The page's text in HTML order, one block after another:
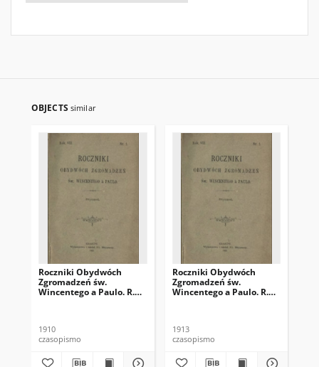
OBJECTS similar
Roczniki Obydwóch
Zgromadzeń św.
Wincentego a Paulo. R.
1910
czasopismo
Roczniki Obydwóch
Zgromadzeń św.
Wincentego a Paulo. R.
1913
czasopismo